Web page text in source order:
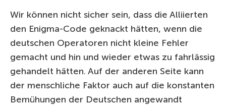
Wir können nicht sicher sein, dass die Alliierten
den Enigma-Code geknackt hätten, wenn die
deutschen Operatoren nicht kleine Fehler
gemacht und hin und wieder etwas zu fahrlässig
gehandelt hätten. Auf der anderen Seite kann
der menschliche Faktor auch auf die konstanten
Bemühungen der Deutschen angewandt